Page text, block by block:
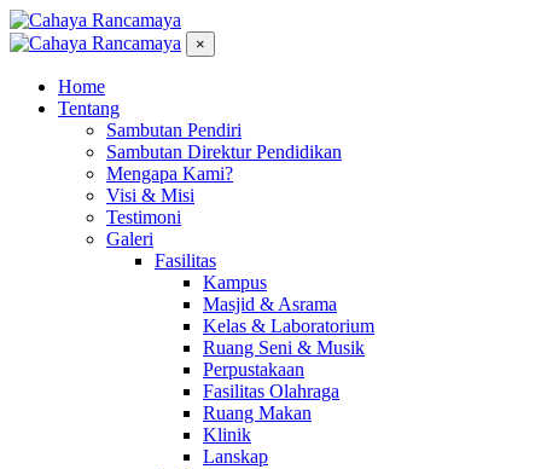
×
Home
Tentang
Sambutan Pendiri
Sambutan Direktur Pendidikan
Mengapa Kami?
Visi & Misi
Testimoni
Galeri
Fasilitas
Kampus
Masjid & Asrama
Kelas & Laboratorium
Ruang Seni & Musik
Perpustakaan
Fasilitas Olahraga
Ruang Makan
Klinik
Lanskap